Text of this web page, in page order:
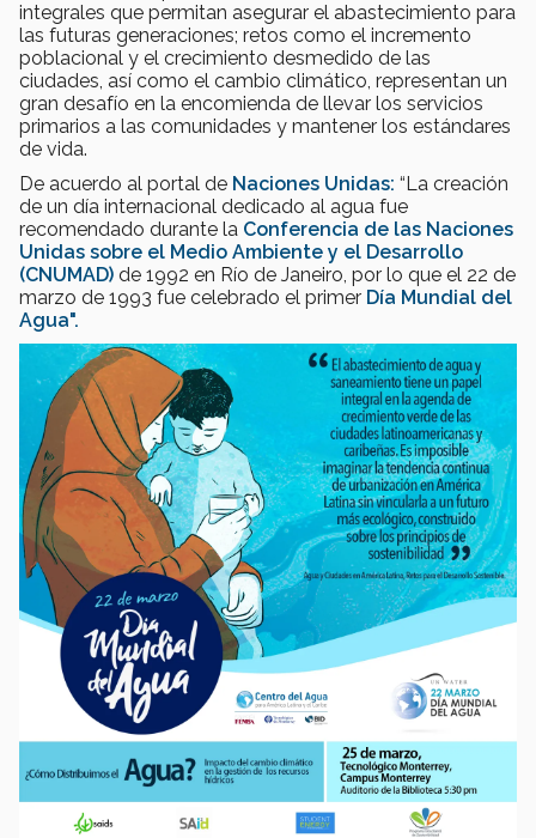
integrales que permitan asegurar el abastecimiento para
las futuras generaciones; retos como el incremento
poblacional y el crecimiento desmedido de las
ciudades, así como el cambio climático, representan un
gran desafío en la encomienda de llevar los servicios
primarios a las comunidades y mantener los estándares
de vida.
De acuerdo al portal de Naciones Unidas: “La creación
de un día internacional dedicado al agua fue
recomendado durante la Conferencia de las Naciones
Unidas sobre el Medio Ambiente y el Desarrollo
(CNUMAD) de 1992 en Río de Janeiro, por lo que el 22 de
marzo de 1993 fue celebrado el primer Día Mundial del
Agua".